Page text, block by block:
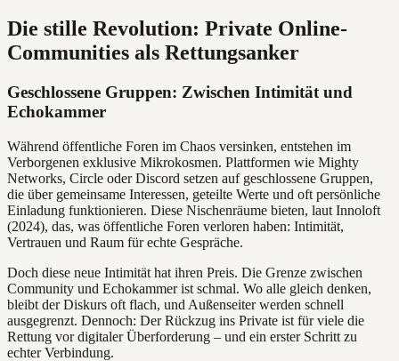
Die stille Revolution: Private Online-
Communities als Rettungsanker
Geschlossene Gruppen: Zwischen Intimität und
Echokammer
Während öffentliche Foren im Chaos versinken, entstehen im
Verborgenen exklusive Mikrokosmen. Plattformen wie Mighty
Networks, Circle oder Discord setzen auf geschlossene Gruppen,
die über gemeinsame Interessen, geteilte Werte und oft persönliche
Einladung funktionieren. Diese Nischenräume bieten, laut Innoloft
(2024), das, was öffentliche Foren verloren haben: Intimität,
Vertrauen und Raum für echte Gespräche.
Doch diese neue Intimität hat ihren Preis. Die Grenze zwischen
Community und Echokammer ist schmal. Wo alle gleich denken,
bleibt der Diskurs oft flach, und Außenseiter werden schnell
ausgegrenzt. Dennoch: Der Rückzug ins Private ist für viele die
Rettung vor digitaler Überforderung – und ein erster Schritt zu
echter Verbindung.